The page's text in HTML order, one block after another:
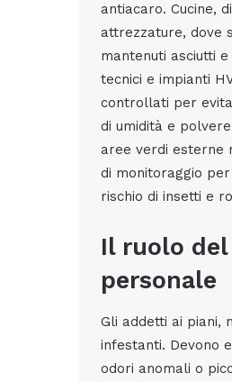
antiacaro. Cucine,
attrezzature, dove
mantenuti asciutti
tecnici e impianti
controllati per
di umidità e
aree verdi esterne
di monitoraggio
rischio di insetti e
Il ruolo del
personale
Gli addetti ai piani,
infestanti. Devono
odori anomali o